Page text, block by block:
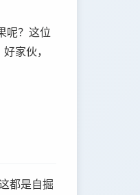
呢？这位
家伙，
都是自掘